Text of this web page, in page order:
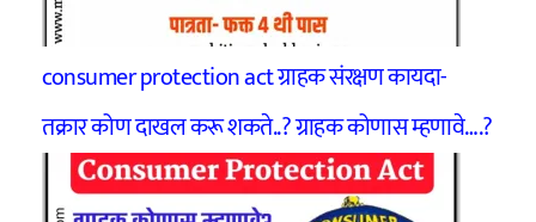
consumer protection act ग्राहक संरक्षण कायदा-
तक्रार कोण दाखल करू शकते..? ग्राहक कोणास म्हणावे….?